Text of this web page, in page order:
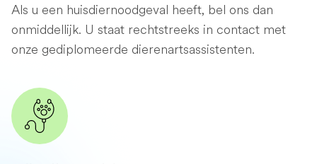
Als u een huisdiernoodgeval heeft, bel ons dan
onmiddellijk. U staat rechtstreeks in contact met
onze gediplomeerde dierenartsassistenten.